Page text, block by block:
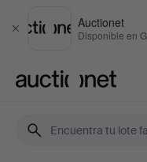
Cerrar
Auctionet
Disponible en